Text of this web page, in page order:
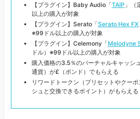
【プラグイン】Baby Audio「TAIP 」
以上の購入が対象
【プラグイン】Serato「Serato Hex FX
※99ドル以上の購入が対象
【プラグイン】Celemony「Melodyne
ドル）※99ドル以上の購入が対象
購入価格の3.5％のバーチャルキャッシ
通貨）が£（ポンド）でもらえる
リワードトークン（プリセットやクー
シュと交換できるポイント）がもらえる